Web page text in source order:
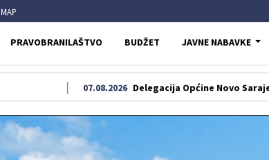
MAP
PRAVOBRANILAŠTVO BUDŽET JAVNE NABAVKE
Delegacija Općine Novo Sarajevo odala